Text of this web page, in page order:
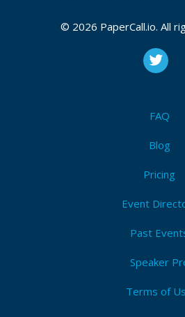
Jornada de mudança de
© 2026 PaperCall.io. All
FAQ
Blog
Pricing
Event
Past
Speaker
Terms of